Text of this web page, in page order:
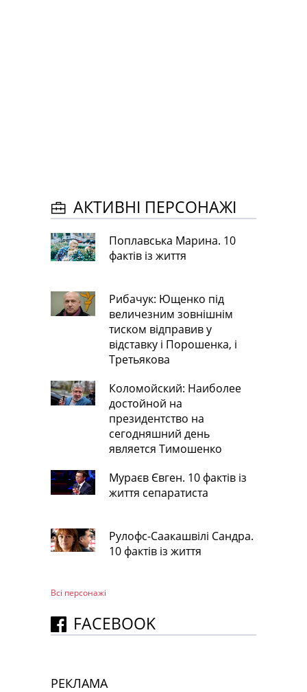
АКТИВНІ ПЕРСОНАЖІ
Поплавська Марина. 10
фактів із життя
Рибачук: Ющенко під
величезним зовнішнім
тиском відправив у
відставку і Порошенка, і
Третьякова
Коломойский: Наиболее
достойной на
президентство на
сегодняшний день
является Тимошенко
Мураєв Євген. 10 фактів із
життя сепаратиста
Рулофс-Саакашвілі Сандра.
10 фактів із життя
Всі персонажi
FACEBOOK
РЕКЛАМА